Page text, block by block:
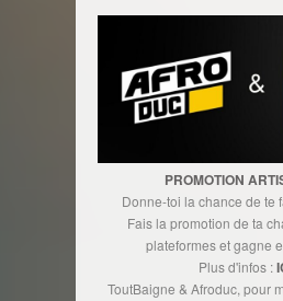
PROMOTION
Donne-toi la chance de te
Fais la promotion de ta
plateformes et gagne
Plus d'infos :
ToutBaigne & Afroduc, pour